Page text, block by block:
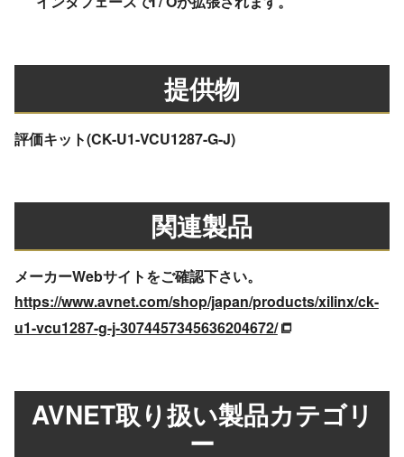
提供物
評価キット(CK-U1-VCU1287-G-J)
関連製品
メーカーWebサイトをご確認下さい。
https://www.avnet.com/shop/japan/products/xilinx/ck-
u1-vcu1287-g-j-3074457345636204672/
AVNET取り扱い製品カテゴリ
ー